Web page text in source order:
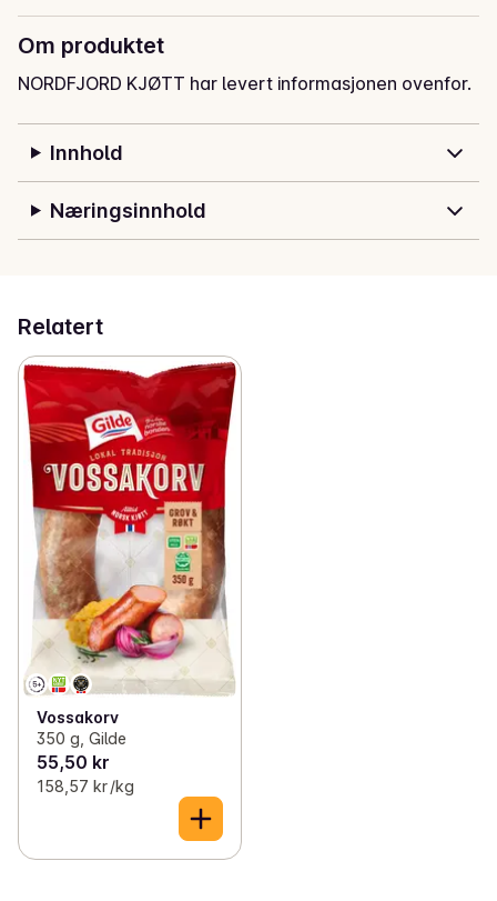
Om produktet
NORDFJORD KJØTT har levert informasjonen ovenfor.
Innhold
Næringsinnhold
Relatert
Vossakorv
350 g, Gilde
55,50 kr
158,57 kr /kg